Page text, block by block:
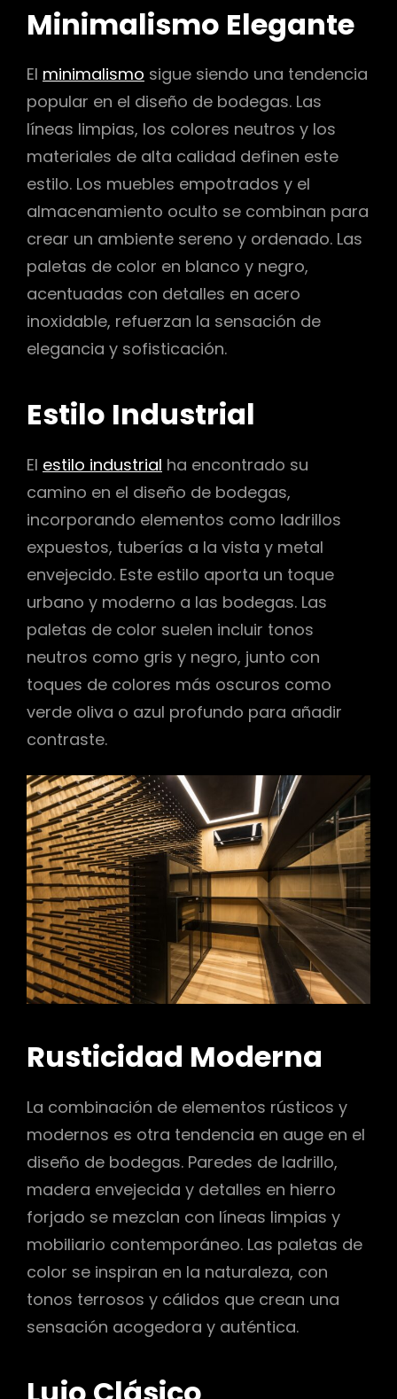
Minimalismo Elegante
El minimalismo sigue siendo una tendencia
popular en el diseño de bodegas. Las
líneas limpias, los colores neutros y los
materiales de alta calidad definen este
estilo. Los muebles empotrados y el
almacenamiento oculto se combinan para
crear un ambiente sereno y ordenado. Las
paletas de color en blanco y negro,
acentuadas con detalles en acero
inoxidable, refuerzan la sensación de
elegancia y sofisticación.
Estilo Industrial
El estilo industrial ha encontrado su
camino en el diseño de bodegas,
incorporando elementos como ladrillos
expuestos, tuberías a la vista y metal
envejecido. Este estilo aporta un toque
urbano y moderno a las bodegas. Las
paletas de color suelen incluir tonos
neutros como gris y negro, junto con
toques de colores más oscuros como
verde oliva o azul profundo para añadir
contraste.
Rusticidad Moderna
La combinación de elementos rústicos y
modernos es otra tendencia en auge en el
diseño de bodegas. Paredes de ladrillo,
madera envejecida y detalles en hierro
forjado se mezclan con líneas limpias y
mobiliario contemporáneo. Las paletas de
color se inspiran en la naturaleza, con
tonos terrosos y cálidos que crean una
sensación acogedora y auténtica.